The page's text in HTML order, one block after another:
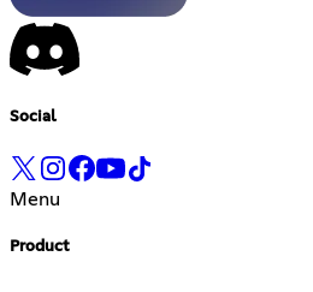
Social
Menu
Product